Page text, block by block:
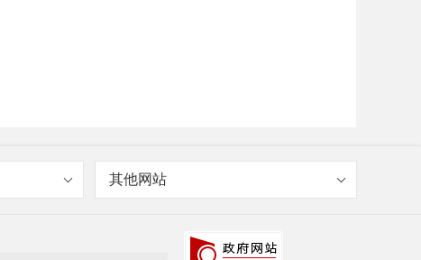
其他网站